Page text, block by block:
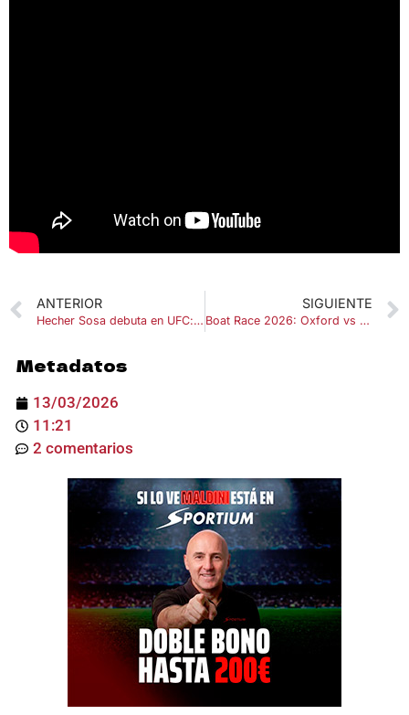
ANTERIOR
Hecher Sosa debuta en UFC: así les fue a los españoles en su primera pelea
SIGUIENTE
Boat Race 2026: Oxford vs Cambridge en el Támesis
Metadatos
13/03/2026
11:21
2 comentarios